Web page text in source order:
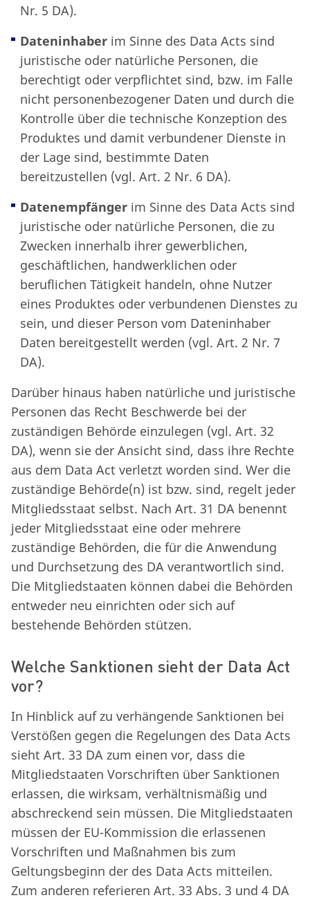
Nr. 5 DA).
Dateninhaberim Sinne des Data Acts sind
juristische oder natürliche Personen, die
berechtigt oder verpflichtet sind, bzw. im Falle
nicht personenbezogener Daten und durch die
Kontrolle über die technische Konzeption des
Produktes und damit verbundener Dienste in
der Lage sind, bestimmte Daten
bereitzustellen (vgl. Art. 2 Nr. 6 DA).
Datenempfängerim Sinne des Data Acts sind
juristische oder natürliche Personen, die zu
Zwecken innerhalb ihrer gewerblichen,
geschäftlichen, handwerklichen oder
beruflichen Tätigkeit handeln, ohne Nutzer
eines Produktes oder verbundenen Dienstes zu
sein, und dieser Person vom Dateninhaber
Daten bereitgestellt werden (vgl. Art. 2 Nr. 7
DA).
Darüber hinaus haben natürliche und juristische
Personen das Recht Beschwerde bei der
zuständigen Behörde einzulegen (vgl. Art. 32
DA), wenn sie der Ansicht sind, dass ihre Rechte
aus dem Data Act verletzt worden sind. Wer die
zuständige Behörde(n) ist bzw. sind, regelt jeder
Mitgliedsstaat selbst. Nach Art. 31 DA benennt
jeder Mitgliedsstaat eine oder mehrere
zuständige Behörden, die für die Anwendung
und Durchsetzung des DA verantwortlich sind.
Die Mitgliedstaaten können dabei die Behörden
entweder neu einrichten oder sich auf
bestehende Behörden stützen.
Welche Sanktionen sieht der Data Act
vor?
In Hinblick auf zu verhängende Sanktionen bei
Verstößen gegen die Regelungen des Data Acts
sieht Art. 33 DA zum einen vor, dass die
Mitgliedstaaten Vorschriften über Sanktionen
erlassen, die wirksam, verhältnismäßig und
abschreckend sein müssen. Die Mitgliedstaaten
müssen der EU-Kommission die erlassenen
Vorschriften und Maßnahmen bis zum
Geltungsbeginn der des Data Acts mitteilen.
Zum anderen referieren Art. 33 Abs. 3 und 4 DA